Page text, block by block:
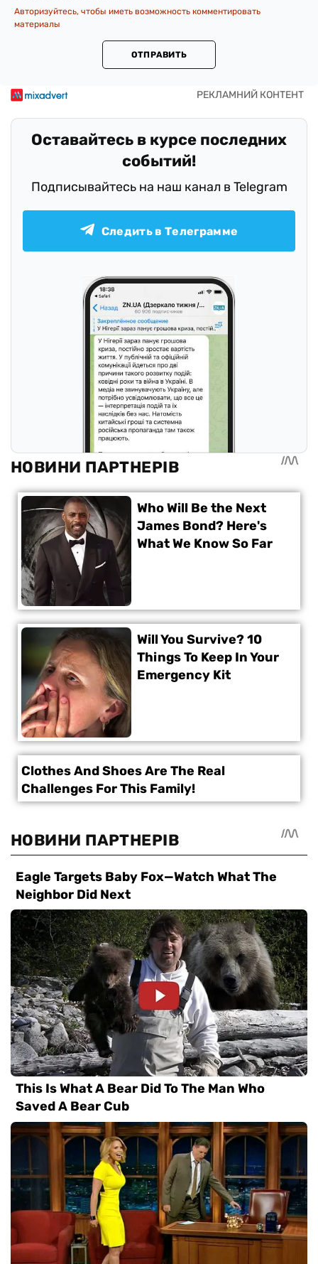
Авторизуйтесь, чтобы иметь возможность комментировать
материалы
ОТПРАВИТЬ
Оставайтесь в курсе последних
событий!
Подписывайтесь на наш канал в Telegram
Следить в Телеграмме